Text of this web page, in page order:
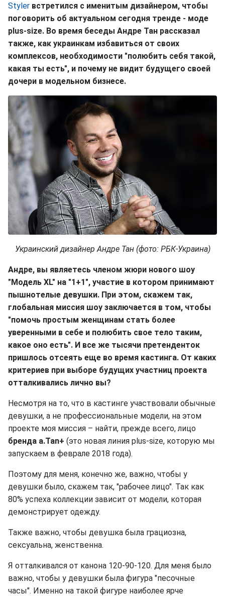
Styler встретился с именитым дизайнером, чтобы
поговорить об актуальном сегодня тренде - моде
plus-size. Во время беседы Андре Тан рассказал
также, как украинкам избавиться от своих
комплексов, необходимости "полюбить себя такой,
какая ты есть", и почему не видит будущего своей
дочери в модельном бизнесе.
Украинский дизайнер Андре Тан (фото: РБК-Украина)
Андре, вы являетесь членом жюри нового шоу
"Модель XL" на "1+1", участие в котором принимают
пышнотелые девушки. При этом, скажем так,
глобальная миссия шоу заключается в том, чтобы
"помочь простым женщинам стать более
уверенными в себе и полюбить свое тело таким,
какое оно есть". И все же тысячи претенденток
пришлось отсеять еще во время кастинга. От каких
критериев при выборе будущих участниц проекта
отталкивались лично вы?
Несмотря на то, что в кастинге участвовали обычные
девушки, а не профессиональные модели, на этом
проекте моя миссия – найти, прежде всего, лицо
бренда a.Tan+ (это новая линия plus-size, которую мы
запускаем в феврале 2018 года).
Поэтому для меня, конечно же, важно, чтобы у
девушки было, скажем так, "рабочее лицо". Так как
80% успеха коллекции зависит от модели, которая
демонстрирует одежду.
Также важно, чтобы девушка была грациозна,
сексуальна, женственна.
Я отталкивался от канона 120-90-120. Для меня было
важно, чтобы у девушки была фигура "песочные
часы". Именно на такой фигуре наиболее ярче